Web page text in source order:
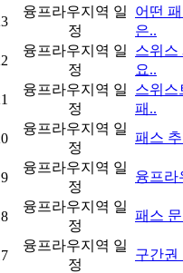
융프라우지역 일
정
어떤
은..
융프라우지역 일
정
스위스
요..
융프라우지역 일
정
스위스
패..
융프라우지역 일
정
패스
융프라우지역 일
정
융프라
융프라우지역 일
정
패스
융프라우지역 일
정
구간권